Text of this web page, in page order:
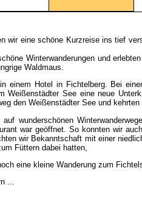
wir eine schöne Kurzreise ins tief
Winterwanderungen und
Waldmaus.
einem Hotel in Fichtelberg. Bei
Weißenstädter See eine neue
den Weißenstädter See und
wunderschönen
war geöffnet. So konnten wir
wir Bekanntschaft mit einer
Füttern dabei hatten,
eine kleine Wanderung zum
...